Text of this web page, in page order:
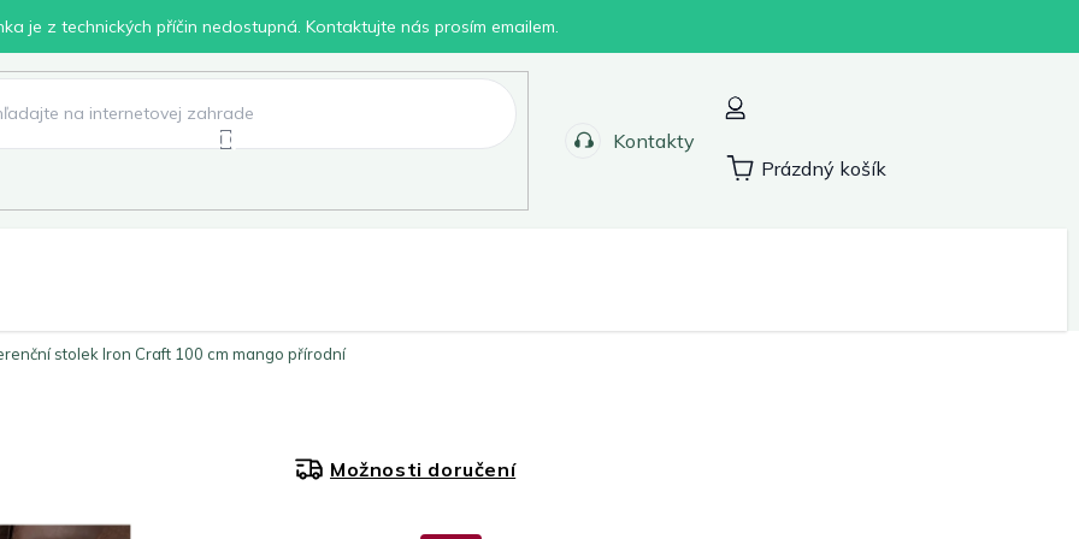
je z technických příčin nedostupná. Kontaktujte nás prosím emailem.
Kontakty
Nákupní
Prázdný košík
stolek Iron Craft 100 cm mango přírodní
Možnosti doručení